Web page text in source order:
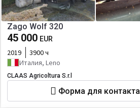
Zago Wolf 320
45 000 EUR
2019
3900 ч
Италия, Leno
CLAAS Agricoltura S.r.l
Форма для контакта